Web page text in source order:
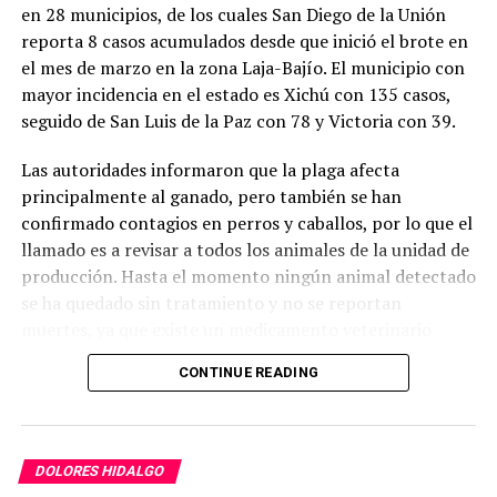
en 28 municipios, de los cuales San Diego de la Unión
reporta 8 casos acumulados desde que inició el brote en
el mes de marzo en la zona Laja-Bajío. El municipio con
mayor incidencia en el estado es Xichú con 135 casos,
seguido de San Luis de la Paz con 78 y Victoria con 39.
Las autoridades informaron que la plaga afecta
principalmente al ganado, pero también se han
confirmado contagios en perros y caballos, por lo que el
llamado es a revisar a todos los animales de la unidad de
producción. Hasta el momento ningún animal detectado
se ha quedado sin tratamiento y no se reportan
inyectado que en 20 días elimina las larvas.
larvas de la mosca Cochliomyia hominivorax que se
alimenta de tejido vivo y es que una sola mosca puede
poner más de 300 huevos en una herida pequeña y en un
CONTINUE READING
DOLORES HIDALGO